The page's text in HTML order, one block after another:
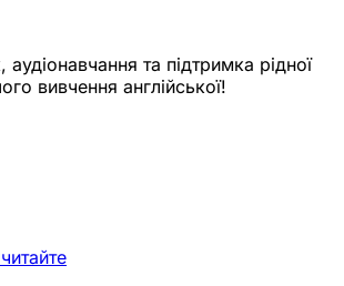
та підтримка рідної
вивчення англійської!